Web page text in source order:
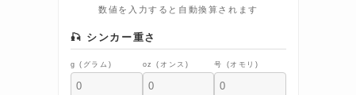
数値を入力すると自動換算されます
🎣 シンカー重さ
g (グラム) oz (オンス) 号 (オモリ)